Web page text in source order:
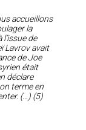
accueillons
la
de
Lavrov avait
de Joe
était
déclare
terme en
(…) (5)